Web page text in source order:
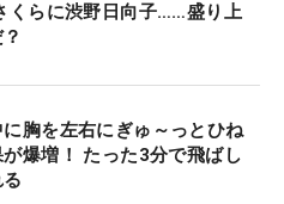
くらに渋野日向子……盛り上
胸を左右にぎゅ～っとひね
爆増！ たった3分で飛ばし